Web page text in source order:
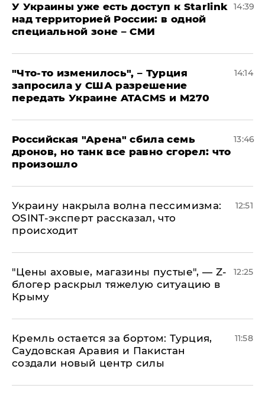
У Украины уже есть доступ к Starlink
над территорией России: в одной
специальной зоне – СМИ
14:39
​"Что-то изменилось", – Турция
запросила у США разрешение
передать Украине ATACMS и M270
14:14
​Российская "Арена" сбила семь
дронов, но танк все равно сгорел: что
произошло
13:46
​Украину накрыла волна пессимизма:
OSINT-эксперт рассказал, что
происходит
12:51
​"Цены аховые, магазины пустые", — Z-
блогер раскрыл тяжелую ситуацию в
Крыму
12:25
​Кремль остается за бортом: Турция,
Саудовская Аравия и Пакистан
создали новый центр силы
11:58